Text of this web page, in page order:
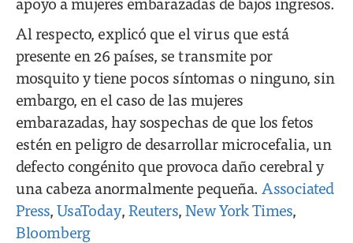
Al respecto, explicó que el virus que está
presente en 26 países, se transmite por
mosquito y tiene pocos síntomas o ninguno, sin
embargo, en el caso de las mujeres
embarazadas, hay sospechas de que los fetos
estén en peligro de desarrollar microcefalia, un
defecto congénito que provoca daño cerebral y
una cabeza anormalmente pequeña. Associated
Press,UsaToday, Reuters,New York Times,
Bloomberg